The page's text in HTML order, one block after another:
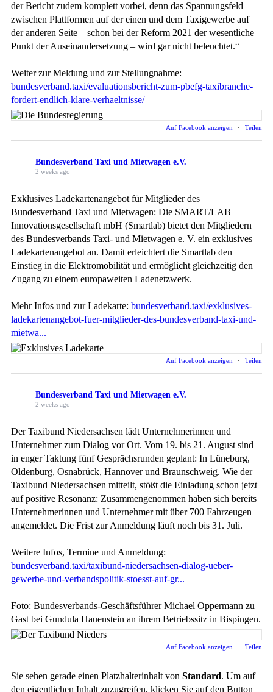
der Bericht zudem komplett vorbei, denn das Spannungsfeld
zwischen Plattformen auf der einen und dem Taxigewerbe auf
der anderen Seite – schon bei der Reform 2021 der wesentliche
Punkt der Auseinandersetzung – wird gar nicht beleuchtet.“
Weiter zur Meldung und zur Stellungnahme:
bundesverband.taxi/evaluationsbericht-zum-pbefg-taxibranche-
fordert-endlich-klare-verhaeltnisse/
Auf Facebook anzeigen · Teilen
Bundesverband Taxi und Mietwagen e.V.
2 weeks ago
Exklusives Ladekartenangebot für Mitglieder des
Bundesverband Taxi und Mietwagen: Die SMART/LAB
Innovationsgesellschaft mbH (Smartlab) bietet den Mitgliedern
des Bundesverbands Taxi- und Mietwagen e. V. ein exklusives
Ladekartenangebot an. Damit erleichtert die Smartlab den
Einstieg in die Elektromobilität und ermöglicht gleichzeitig den
Zugang zu einem europaweiten Ladenetzwerk.
Mehr Infos und zur Ladekarte: bundesverband.taxi/exklusives-
ladekartenangebot-fuer-mitglieder-des-bundesverband-taxi-und-
mietwa...
Auf Facebook anzeigen · Teilen
Bundesverband Taxi und Mietwagen e.V.
2 weeks ago
Der Taxibund Niedersachsen lädt Unternehmerinnen und
Unternehmer zum Dialog vor Ort. Vom 19. bis 21. August sind
in enger Taktung fünf Gesprächsrunden geplant: In Lüneburg,
Oldenburg, Osnabrück, Hannover und Braunschweig. Wie der
Taxibund Niedersachsen mitteilt, stößt die Einladung schon jetzt
auf positive Resonanz: Zusammengenommen haben sich bereits
Unternehmerinnen und Unternehmer mit über 700 Fahrzeugen
angemeldet. Die Frist zur Anmeldung läuft noch bis 31. Juli.
Weitere Infos, Termine und Anmeldung:
bundesverband.taxi/taxibund-niedersachsen-dialog-ueber-
gewerbe-und-verbandspolitik-stoesst-auf-gr...
Foto: Bundesverbands-Geschäftsführer Michael Oppermann zu
Gast bei Gundula Hauenstein an ihrem Betriebssitz in Bispingen.
Auf Facebook anzeigen · Teilen
Sie sehen gerade einen Platzhalterinhalt von Standard. Um auf
den eigentlichen Inhalt zuzugreifen, klicken Sie auf den Button